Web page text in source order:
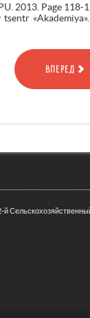
2013. Page 118-
ВПЕРЕД
й